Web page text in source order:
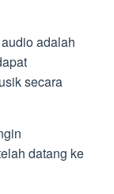
adalah
secara
datang ke